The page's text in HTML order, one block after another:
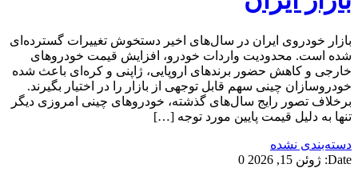
بازار خودروی ایران در سال‌های اخیر دستخوش تغییرات گسترده‌ای
شده است. محدودیت واردات خودرو، افزایش قیمت خودروهای
خارجی و کاهش حضور برندهای اروپایی، ژاپنی و کره‌ای باعث شده
خودروسازان چینی سهم قابل توجهی از بازار را در اختیار بگیرند.
برخلاف تصور رایج سال‌های گذشته، خودروهای چینی امروزی دیگر
تنها به دلیل قیمت پایین مورد توجه […]
دسته‌بندی نشده
Date: ژوئن 15, 2026 0